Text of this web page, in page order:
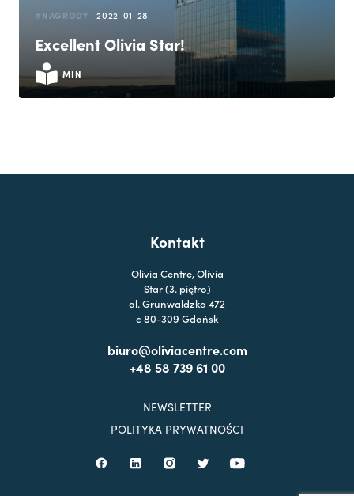
#NAGRODY 2022-01-28
Excellent Olivia Star!
MIN
Kontakt
Olivia Centre, Olivia
Star (3. piętro)
al. Grunwaldzka 472
c 80-309 Gdańsk
biuro@oliviacentre.com
+48 58 739 61 00
NEWSLETTER
POLITYKA PRYWATNOŚCI